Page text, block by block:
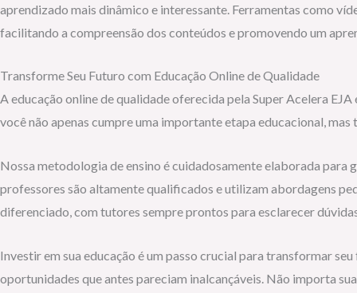
aprendizado mais dinâmico e interessante. Ferramentas como
facilitando a compreensão dos conteúdos e promovendo um
Transforme Seu Futuro com Educação Online de Qualidade
A educação online de qualidade oferecida pela Super Acelera
você não apenas cumpre uma importante etapa educacional,
Nossa metodologia de ensino é cuidadosamente elaborada para
professores são altamente qualificados e utilizam abordagens
diferenciado, com tutores sempre prontos para esclarecer
Investir em sua educação é um passo crucial para transformar
oportunidades que antes pareciam inalcançáveis. Não importa